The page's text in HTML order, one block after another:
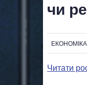
чи
ЕКОНОМІКА
Читати